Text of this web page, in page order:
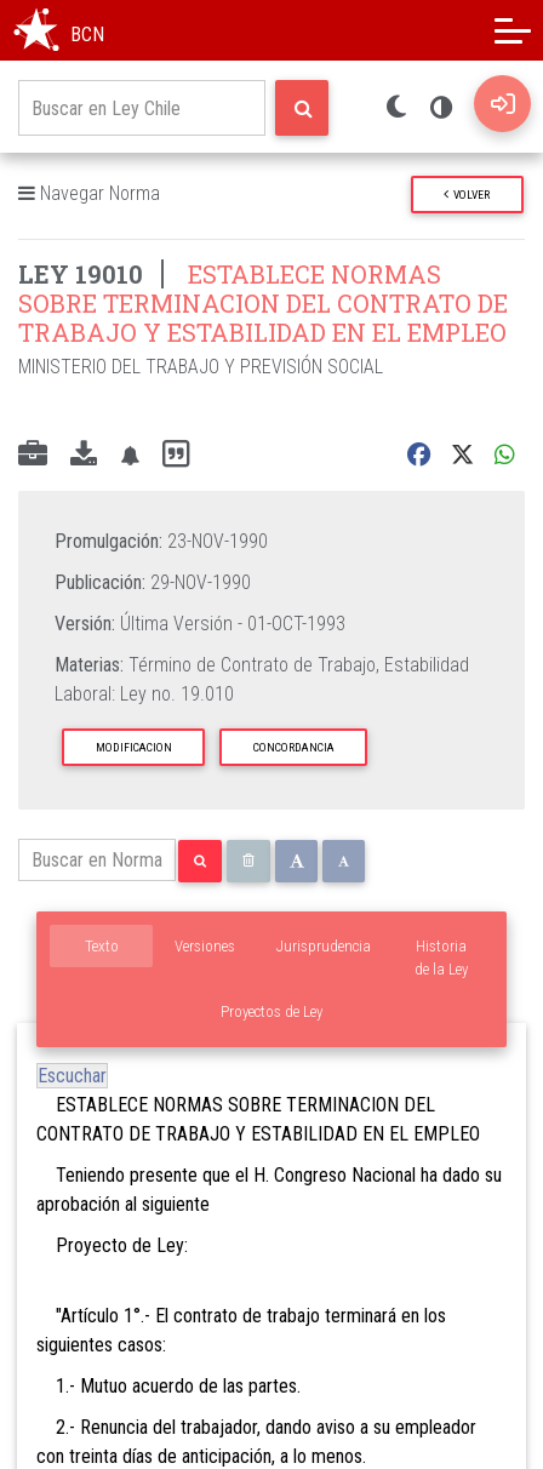
BCN
Navegar Norma VOLVER
LEY 19010
ESTABLECE NORMAS
SOBRE TERMINACION DEL CONTRATO DE
TRABAJO Y ESTABILIDAD EN EL EMPLEO
MINISTERIO DEL TRABAJO Y PREVISIÓN SOCIAL
Promulgación: 23-NOV-1990
Publicación: 29-NOV-1990
Versión: Última Versión - 01-OCT-1993
Materias: Término de Contrato de Trabajo, Estabilidad
Laboral: Ley no. 19.010
MODIFICACION CONCORDANCIA
Texto Versiones
Proyectos de Ley
Historia
de la Ley
Jurisprudencia
Escuchar
ESTABLECE NORMAS SOBRE TERMINACION DEL
CONTRATO DE TRABAJO Y ESTABILIDAD EN EL EMPLEO
Teniendo presente que el H. Congreso Nacional ha dado su
aprobación al siguiente
Proyecto de Ley:
"Artículo 1°.- El contrato de trabajo terminará en los
siguientes casos:
1.- Mutuo acuerdo de las partes.
2.- Renuncia del trabajador, dando aviso a su empleador
con treinta días de anticipación, a lo menos.